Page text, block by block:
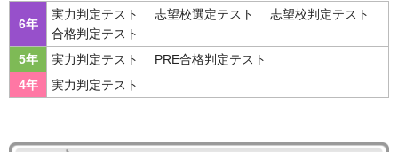
6年
実力判定テスト 志望校選定テスト
志望校判定テスト
合格判定テスト
5年
実力判定テスト
PRE合格判定テスト
4年
実力判定テスト